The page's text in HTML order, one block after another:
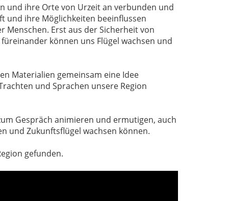
und ihre Orte von Urzeit an verbunden und
und ihre Möglichkeiten beeinflussen
Menschen. Erst aus der Sicherheit von
können uns Flügel wachsen und
Materialien gemeinsam eine Idee
und Sprachen unsere Region
Gespräch animieren und ermutigen, auch
und Zukunftsflügel wachsen können.
gefunden.